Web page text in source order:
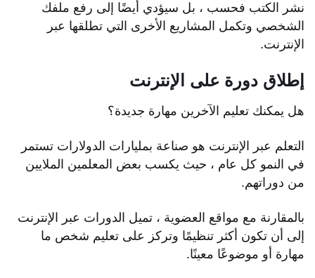
نشر الكتب فحسب ، بل سيؤدي أيضًا إلى رفع ملفك
الشخصي وتكمل المشاريع الأخرى التي تطلقها عبر
الإنترنت.
إطلاق دورة على الإنترنت
هل يمكنك تعليم الآخرين مهارة جديدة؟
التعلم عبر الإنترنت هو صناعة بمليارات الدولارات تستمر
في النمو كل عام ، حيث يكسب بعض المعلمين الملايين
من دوراتهم.
بالمقارنة مع مواقع العضوية ، تميل الدورات عبر الإنترنت
إلى أن تكون أكثر تنظيمًا وتركز على تعليم شخص ما
مهارة أو موضوعًا معينًا.
محتويات المقال
القيام بالوظائف الصغيرة
أكمل الاستطلاعات عبر الإنترنت
إطلاق مدونة
إنشاء موقع ويب أفلييت (مثل Amazon)
إطلاق متجر على الإنترنت
بيع المنتجات على Amazon و eBay و Etsy والمزيد
إنشاء لوحة العمل
إنشاء منتدى مناقشة